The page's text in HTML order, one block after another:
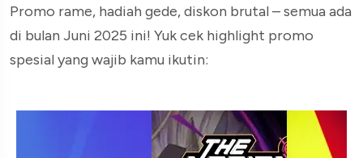
Promo rame, hadiah gede, diskon brutal – semua ada
di bulan Juni 2025 ini! Yuk cek highlight promo
spesial yang wajib kamu ikutin: